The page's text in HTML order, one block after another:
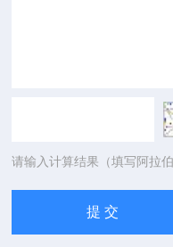
请输入计算结果（填写阿拉